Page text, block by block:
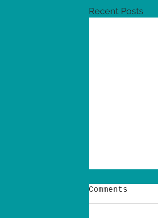
Recent Posts
Comments